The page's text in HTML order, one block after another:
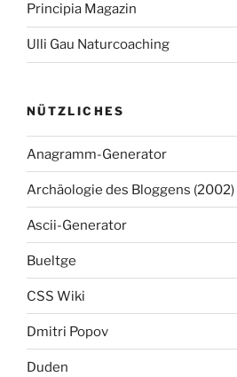
Principia Magazin
Ulli Gau Naturcoaching
NÜTZLICHES
Anagramm-Generator
Archäologie des Bloggens (2002)
Ascii-Generator
Bueltge
CSS Wiki
Dmitri Popov
Duden